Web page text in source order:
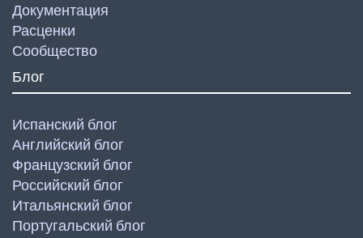
Документация
Расценки
Сообщество
Блог
Испанский блог
Английский блог
Французский блог
Российский блог
Итальянский блог
Португальский блог